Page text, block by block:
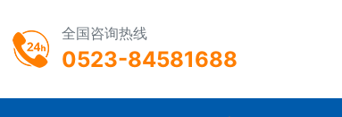
全国咨询热线
0523-84581688